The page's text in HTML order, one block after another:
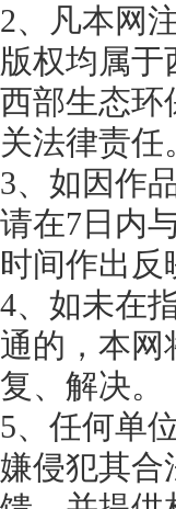
2、凡本网
版权均属
西部生态环
关法律责任
3、如因作
请在7日内
时间作出反
4、如未在
通的，本网
复、解决。
5、任何单
嫌侵犯其合